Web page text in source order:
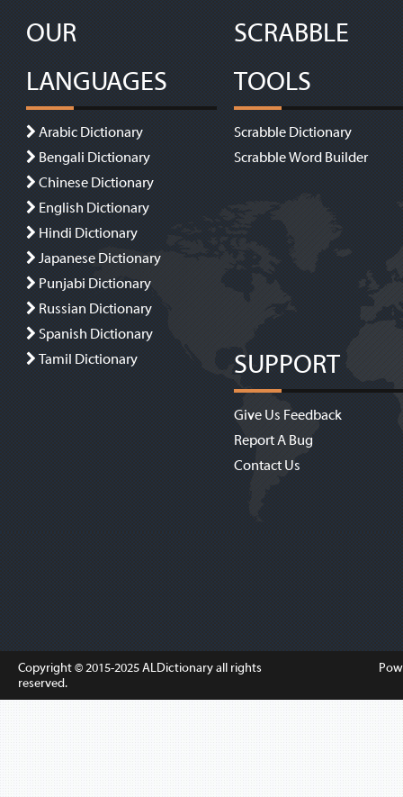
OUR
LANGUAGES
Arabic Dictionary
Bengali Dictionary
Chinese Dictionary
English Dictionary
Hindi Dictionary
Japanese Dictionary
Punjabi Dictionary
Russian Dictionary
Spanish Dictionary
Tamil Dictionary
SCRABBLE
TOOLS
Scrabble Dictionary
Scrabble Word Builder
SUPPORT
Give Us Feedback
Report A Bug
Contact Us
Copyright © 2015-2025ALDictionaryall rights
reserved.